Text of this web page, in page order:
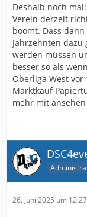
Und wenn
Tickets kaufen
andere Wahl
kaufen. Die
nicht mehr.
Deshalb noch
Verein derzeit
boomt. Dass
Jahrzehnten
werden müssen
besser so als
Oberliga West
Marktkauf
mehr mit
26. Juni 2025 um 12:27